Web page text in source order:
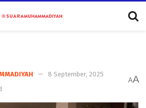
8 September, 2025
AA